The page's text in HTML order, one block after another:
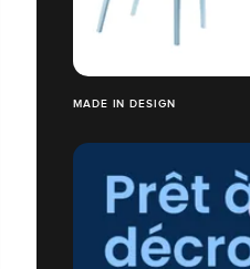
MADE IN DESIGN